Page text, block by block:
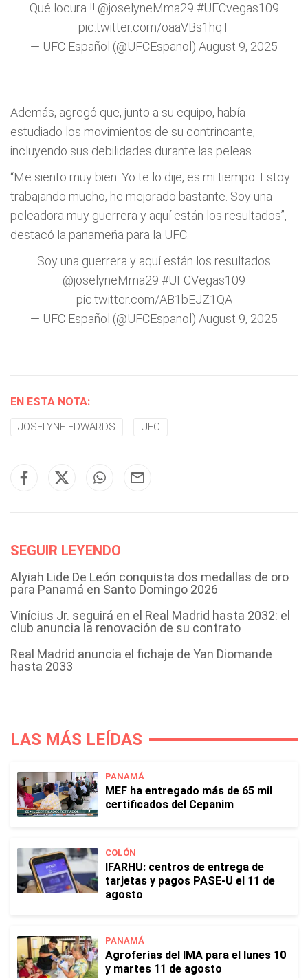
Qué locura !! @joselyneMma29 #UFCvegas109
pic.twitter.com/oaaVBs1hqT
— UFC Español (@UFCEspanol) August 9, 2025
Además, agregó que, junto a su equipo, había
estudiado los movimientos de su contrincante,
incluyendo sus debilidades durante las peleas.
“Me siento muy bien. Yo te lo dije, es mi tiempo. Estoy
trabajando mucho, he mejorado bastante. Soy una
peleadora muy guerrera y aquí están los resultados”,
destacó la panameña para la UFC.
Soy una guerrera y aquí están los resultados
@joselyneMma29 #UFCVegas109
pic.twitter.com/AB1bEJZ1QA
— UFC Español (@UFCEspanol) August 9, 2025
EN ESTA NOTA:
JOSELYNE EDWARDS UFC
SEGUIR LEYENDO
Alyiah Lide De León conquista dos medallas de oro
para Panamá en Santo Domingo 2026
Vinícius Jr. seguirá en el Real Madrid hasta 2032: el
club anuncia la renovación de su contrato
Real Madrid anuncia el fichaje de Yan Diomande
hasta 2033
LAS MÁS LEÍDAS
PANAMÁ
MEF ha entregado más de 65 mil
certificados del Cepanim
COLÓN
IFARHU: centros de entrega de
tarjetas y pagos PASE-U el 11 de
agosto
PANAMÁ
Agroferias del IMA para el lunes 10
y martes 11 de agosto